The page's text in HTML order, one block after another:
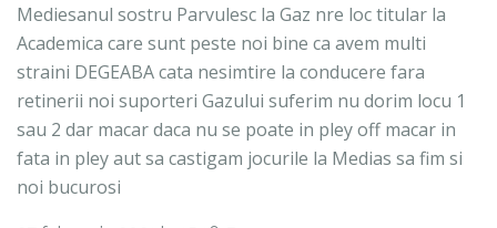
Mediesanul sostru Parvulesc la Gaz nre loc titular la
Academica care sunt peste noi bine ca avem multi
straini DEGEABA cata nesimtire la conducere fara
retinerii noi suporteri Gazului suferim nu dorim locu 1
sau 2 dar macar daca nu se poate in pley off macar in
fata in pley aut sa castigam jocurile la Medias sa fim si
noi bucurosi